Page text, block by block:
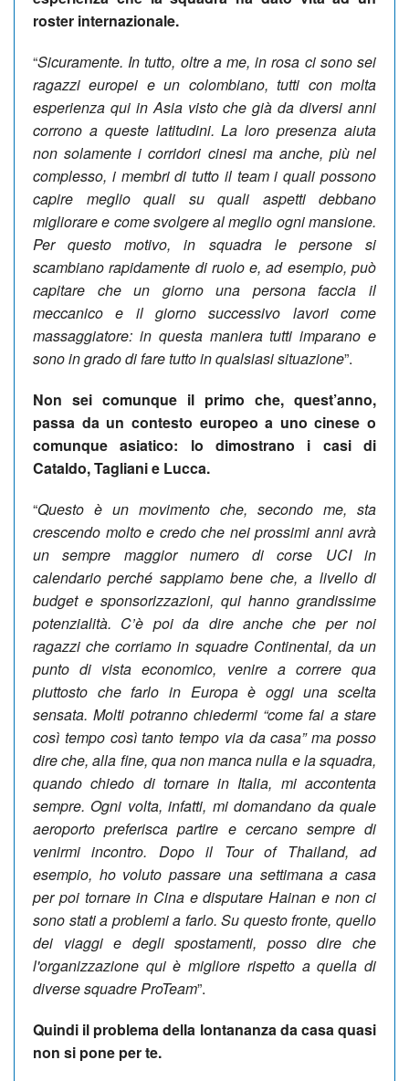
roster internazionale.
“Sicuramente. In tutto, oltre a me, in rosa ci sono sei
ragazzi europei e un colombiano, tutti con molta
esperienza qui in Asia visto che già da diversi anni
corrono a queste latitudini. La loro presenza aiuta
non solamente i corridori cinesi ma anche, più nel
complesso, i membri di tutto il team i quali possono
capire meglio quali su quali aspetti debbano
migliorare e come svolgere al meglio ogni mansione.
Per questo motivo, in squadra le persone si
scambiano rapidamente di ruolo e, ad esempio, può
capitare che un giorno una persona faccia il
meccanico e il giorno successivo lavori come
massaggiatore: in questa maniera tutti imparano e
sono in grado di fare tutto in qualsiasi situazione”.
Non sei comunque il primo che, quest’anno,
passa da un contesto europeo a uno cinese o
comunque asiatico: lo dimostrano i casi di
Cataldo, Tagliani e Lucca.
“Questo è un movimento che, secondo me, sta
crescendo molto e credo che nei prossimi anni avrà
un sempre
maggior numero di corse UCI in
calendario perché sappiamo bene che, a livello di
budget e sponsorizzazioni, qui hanno grandissime
potenzialità. C’è poi da dire anche che per noi
ragazzi che corriamo in squadre Continental, da un
punto di vista economico, venire a correre qua
piuttosto che farlo in Europa è oggi una scelta
sensata. Molti potranno chiedermi “come fai a stare
così tempo così tanto tempo via da casa” ma posso
dire che, alla fine, qua non manca nulla e la squadra,
quando chiedo di tornare in Italia, mi accontenta
sempre. Ogni volta, infatti, mi domandano da quale
aeroporto preferisca partire e cercano sempre di
venirmi incontro. Dopo il Tour of Thailand, ad
esempio, ho voluto passare una settimana a casa
per poi tornare in Cina e disputare Hainan e non ci
sono stati a problemi a farlo. Su questo fronte, quello
dei viaggi e degli spostamenti, posso dire che
l'organizzazione qui è migliore rispetto a quella di
diverse squadre ProTeam”.
Quindi il problema della lontananza da casa quasi
non si pone per te.